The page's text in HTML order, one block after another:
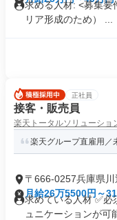
求める人材: <募集要
リア形成のため） ...
正社員
接客・販売員
楽天トータルソリューショ
楽天グループ直雇用／
〒666-0257兵庫県
月給26万5500円～
求めている人材 ✅
ュニケーションが可